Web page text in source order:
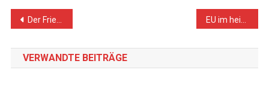
Beitragsnavigation
Der Friedensplan des US-Präsidenten: Verfehlte Nahost-Politik der USA bis zum Extrem brutalisiert EU im heimtückischen US-Netzwerk im Nahen/Mittleren Osten verstrickt
VERWANDTE BEITRÄGE